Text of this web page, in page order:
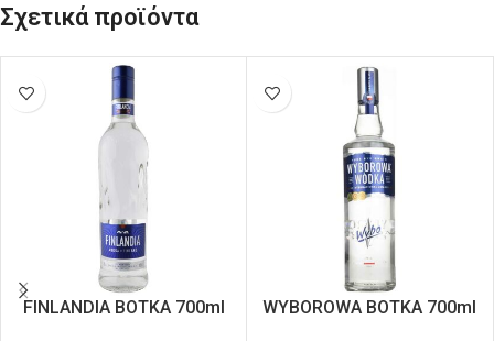
Σχετικά προϊόντα
FIΝLANDIA ΒΟΤΚΑ 700ml WYBOROWA ΒΟΤΚΑ 700ml